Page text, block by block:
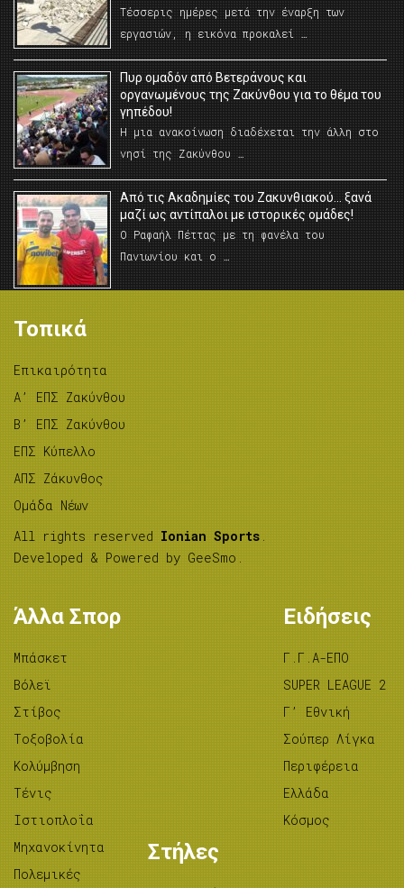
Τέσσερις ημέρες μετά την έναρξη των
εργασιών, η εικόνα προκαλεί …
Πυρ ομαδόν από Βετεράνους και
οργανωμένους της Ζακύνθου για το θέμα του
γηπέδου!
Η μια ανακοίνωση διαδέχεται την άλλη στο
νησί της Ζακύνθου …
Από τις Ακαδημίες του Ζακυνθιακού… ξανά
μαζί ως αντίπαλοι με ιστορικές ομάδες!
Ο Ραφαήλ Πέττας με τη φανέλα του
Πανιωνίου και ο …
Τοπικά
Επικαιρότητα
A’ ΕΠΣ Ζακύνθου
B’ ΕΠΣ Ζακύνθου
ΕΠΣ Κύπελλο
ΑΠΣ Ζάκυνθος
Ομάδα Νέων
All rights reserved Ionian Sports
Developed & Powered by GeeSmo
Άλλα Σπορ
Μπάσκετ
Βόλεϊ
Στίβος
Tοξοβολία
Κολύμβηση
Τένις
Ιστιοπλοΐα
Μηχανοκίνητα
Πολεμικές
Ειδήσεις
Γ.Γ.Α-ΕΠΟ
SUPER LEAGUE 2
Γ’ Εθνική
Σούπερ Λίγκα
Περιφέρεια
Ελλάδα
Κόσμος
Στήλες